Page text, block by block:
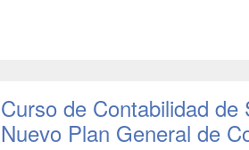
Curso de Contabilidad
Nuevo Plan General de